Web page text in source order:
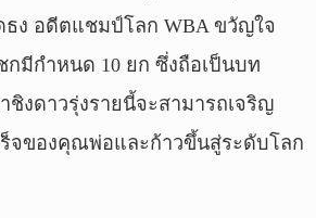
ง อดีตแชมป์โลก WBA ขวัญใจ
กมีกำหนด 10 ยก ซึ่งถือเป็นบท
งดาวรุ่งรายนี้จะสามารถเจริญ
จของคุณพ่อและก้าวขึ้นสู่ระดับโลก